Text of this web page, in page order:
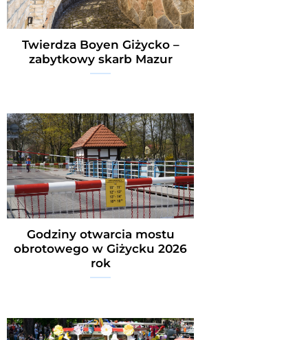
Twierdza Boyen Giżycko –
zabytkowy skarb Mazur
Godziny otwarcia mostu
obrotowego w Giżycku 2026
rok